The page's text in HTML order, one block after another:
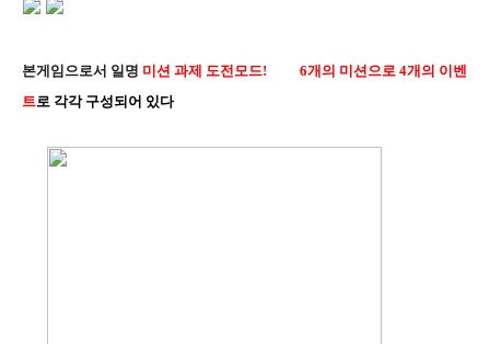
본게임으로서 일명 미션 과제 도전모드! 6개의 미션으로 4개의 이벤
트로 각각 구성되어 있다